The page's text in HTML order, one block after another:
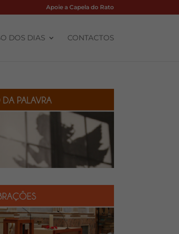
Apoie a Capela do Rato
DOS DIAS CONTACTOS